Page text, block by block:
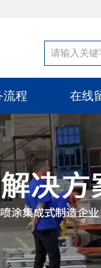
流程 在线